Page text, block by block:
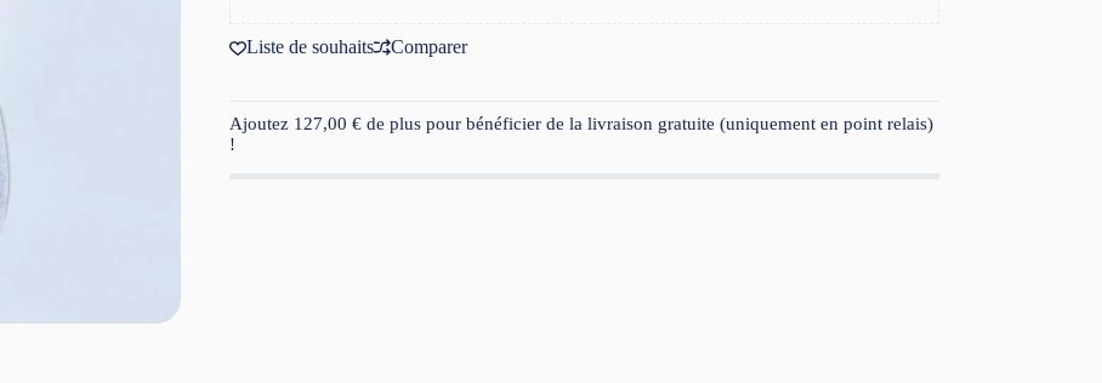
Liste de souhaits Comparer
Ajoutez 127,00 €de plus pour bénéficier de la livraison gratuite (uniquement en point relais)
!